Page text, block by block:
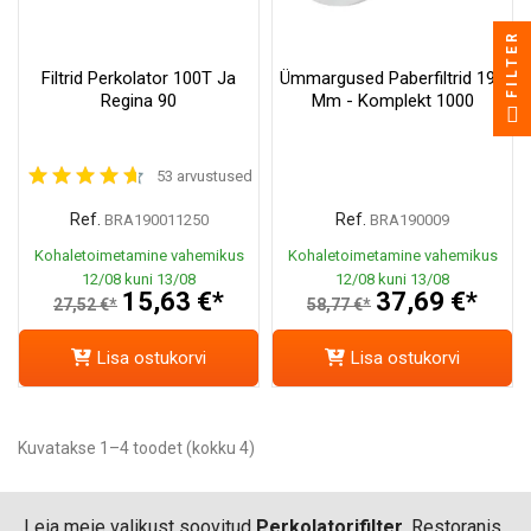
Filtrid Perkolator 100T Ja
Regina 90
53 arvustused
Ref. BRA190011250
Kohaletoimetamine vahemikus
12/08 kuni 13/08
27,52 €* 15,63 €*
Lisa ostukorvi
Ümmargused Paberfiltrid 195
Mm - Komplekt 1000
Ref. BRA190009
Kohaletoimetamine vahemikus
12/08 kuni 13/08
58,77 €* 37,69 €*
Lisa ostukorvi
Kuvatakse 1–4 toodet (kokku 4)
FILTER